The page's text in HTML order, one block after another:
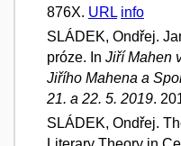
876X. URL info
SLÁDEK, Ondřej.
próze. In Jiří Mahen
Jiřího Mahena a
21. a 22. 5. 2019.
SLÁDEK, Ondřej.